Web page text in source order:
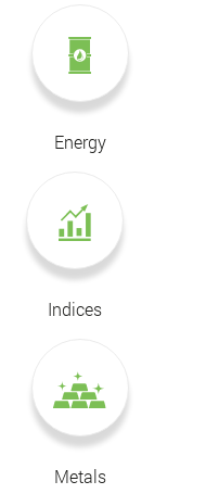
Energy
Indices
Metals